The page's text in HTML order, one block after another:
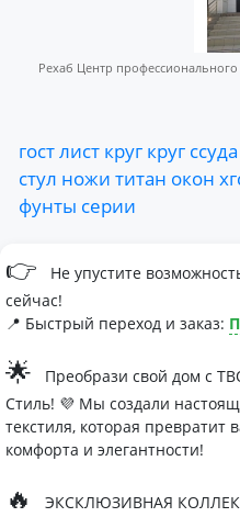
Рехаб Центр
гостлист круг круг ссуда
стул ножи титан окон
фунты серии
👉
Не упустите
сейчас!
📍 Быстрый переход и заказ:
🌟
Преобрази свой дом с
Стиль! 💜 Мы создали
текстиля, которая
комфорта и элегантности!
🔥 ЭКСКЛЮЗИВНАЯ